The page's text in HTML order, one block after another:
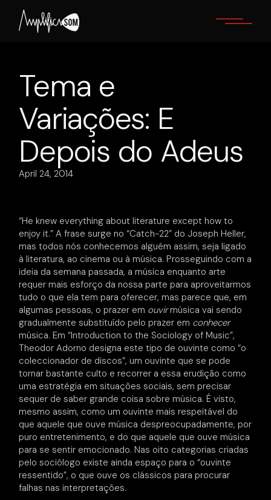
content
Tema e
Variações: E
Depois do Adeus
April 24, 2014
“He knew everything about literature except how to
enjoy it.” A frase surge no “Catch-22” do Joseph Heller,
mas todos nós conhecemos alguém assim, seja ligado
à literatura, ao cinema ou à música. Prosseguindo com a
ideia da semana passada, a música enquanto arte
requer mais esforço da nossa parte para aproveitarmos
tudo o que ela tem para oferecer, mas parece que, em
algumas pessoas, o prazer em ouvirmúsica vai sendo
gradualmente substituído pelo prazer em conhecer
música. Em “Introduction to the Sociology of Music”,
Theodor Adorno designa este tipo de ouvinte como “o
coleccionador de discos”, um ouvinte que se pode
tornar bastante culto e recorrer a essa erudição como
uma estratégia em situações sociais, sem precisar
sequer de saber grande coisa sobre música. É visto,
mesmo assim, como um ouvinte mais respeitável do
que aquele que ouve música despreocupadamente, por
puro entretenimento, e do que aquele que ouve música
para se sentir emocionado. Nas oito categorias criadas
pelo sociólogo existe ainda espaço para o “ouvinte
ressentido”, o que ouve os clássicos para procurar
falhas nas interpretações.